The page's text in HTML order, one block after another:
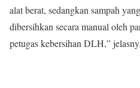
alat berat, sedangkan sampah
dibersihkan secara manual oleh
petugas kebersihan DLH,”